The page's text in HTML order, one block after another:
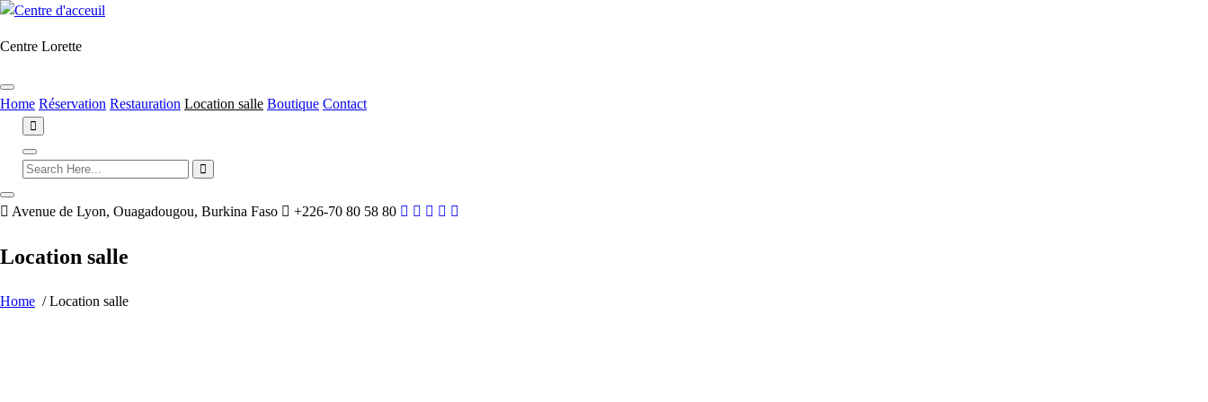
Skip
content
Centre Lorette
Home Réservation Restauration Location salle Boutique Contact
Avenue de Lyon, Ouagadougou, Burkina Faso +226-70 80 58 80
Location salle
Home /Location salle